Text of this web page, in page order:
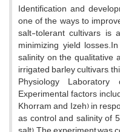
Identification and
one of the ways to
salt-tolerant cultivars is
minimizing yield
salinity on the qualitative
irrigated barley cultivars,
Physiology
Experimental factors
Khorram and Izeh) in
as control and salinity of